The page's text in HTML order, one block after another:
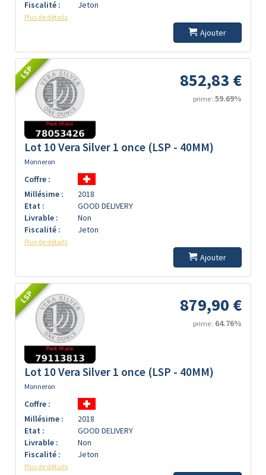
Fiscalité :
Jeton
Plus de détails
Ajouter
LSP 852,83 €
prime : 59.69%
Lot 10 Vera Silver 1 once (LSP - 40MM)
Monneron
Coffre :
Millésime :
2018
Etat :
GOOD DELIVERY
Livrable :
Non
Fiscalité :
Jeton
Plus de détails
Ajouter
LSP 879,90 €
prime : 64.76%
Lot 10 Vera Silver 1 once (LSP - 40MM)
Monneron
Coffre :
Millésime :
2018
Etat :
GOOD DELIVERY
Livrable :
Non
Fiscalité :
Jeton
Plus de détails